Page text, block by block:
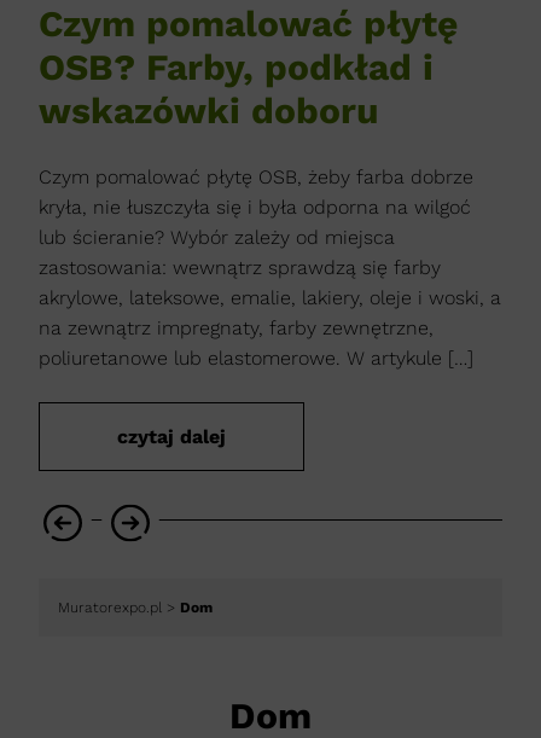
Czym pomalować płytę
OSB? Farby, podkład i
wskazówki doboru
Czym pomalować płytę OSB, żeby farba dobrze
kryła, nie łuszczyła się i była odporna na wilgoć
lub ścieranie? Wybór zależy od miejsca
zastosowania: wewnątrz sprawdzą się farby
akrylowe, lateksowe, emalie, lakiery, oleje i woski, a
na zewnątrz impregnaty, farby zewnętrzne,
poliuretanowe lub elastomerowe. W artykule […]
czytaj dalej
Muratorexpo.pl > Dom
Dom